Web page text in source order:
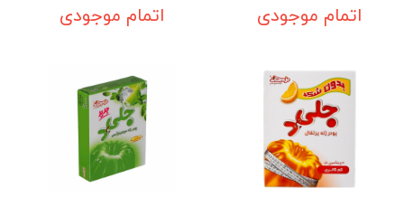
اتمام موجودی اتمام موجودی